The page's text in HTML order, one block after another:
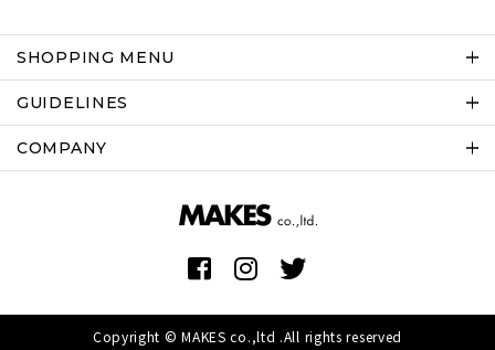
SHOPPING MENU
GUIDELINES
COMPANY
Copyright © MAKES co.,ltd .All rights reserved